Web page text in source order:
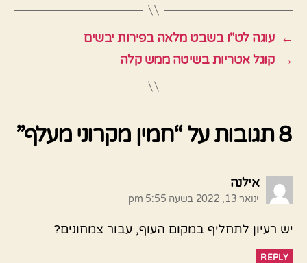
← עוגה לט"ו בשבט מלאה בפירות יבשים
→ קוגל אטריות בשיטה ממש קלה
8 תגובות על “חמין מקרוני מעלף”
אילנה
ינואר 13, 2022 בשעה 5:55 pm
יש רעיון לתחליף במקום העוף, עבור צמחונים?
REPLY